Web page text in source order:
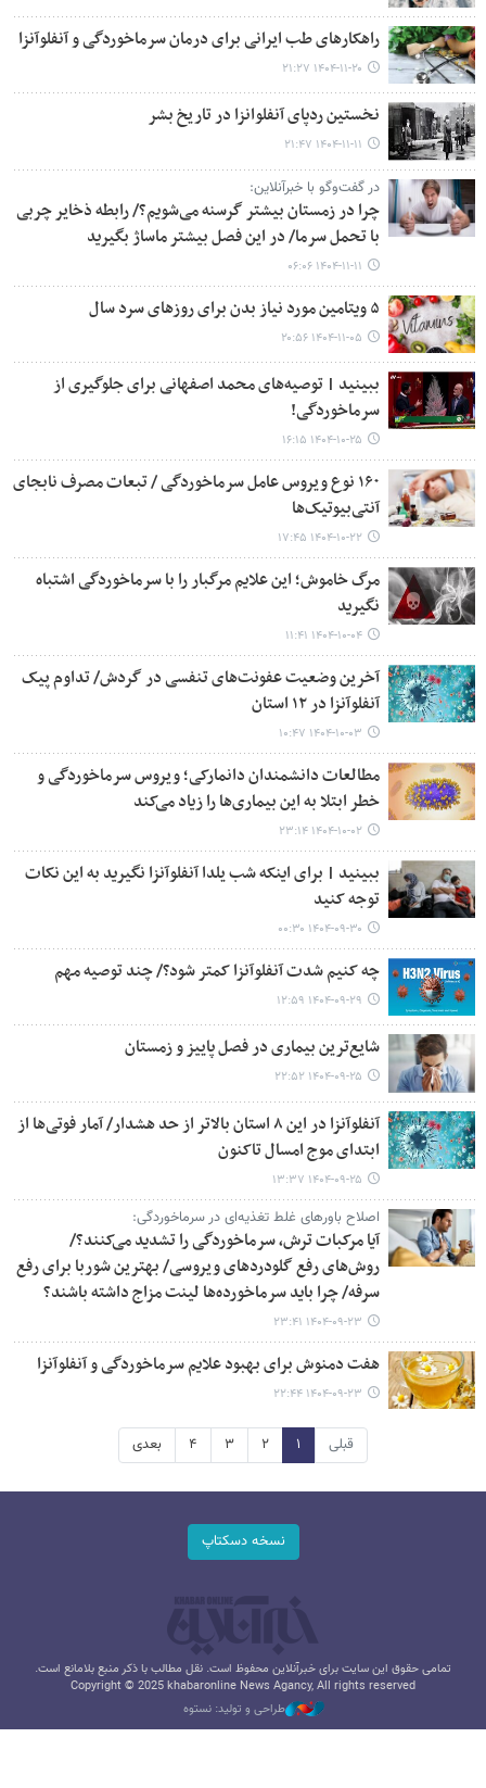
راهکارهای طب ایرانی برای درمان سرماخوردگی و آنفلوآنزا
۱۴۰۴-۱۱-۲۰ ۲۱:۲۷
نخستین ردپای آنفلوانزا در تاریخ بشر
۱۴۰۴-۱۱-۱۱ ۲۱:۴۷
در گفت‌وگو با خبرآنلاین:
چرا در زمستان بیشتر گرسنه می‌شویم؟/ رابطه ذخایر چربی
با تحمل سرما/ در این فصل بیشتر ماساژ بگیرید
۱۴۰۴-۱۱-۱۱ ۰۶:۰۶
۵ ویتامین مورد نیاز بدن برای روزهای سرد سال
۱۴۰۴-۱۱-۰۵ ۲۰:۵۶
ببینید | توصیه‌های محمد اصفهانی برای جلوگیری از
سرماخوردگی!
۱۴۰۴-۱۰-۲۵ ۱۶:۱۵
۱۶۰ نوع ویروس عامل سرماخوردگی / تبعات مصرف نابجای
آنتی‌بیوتیک‌ها
۱۴۰۴-۱۰-۲۲ ۱۷:۴۵
مرگ خاموش؛ این علایم مرگبار را با سرماخوردگی اشتباه
نگیرید
۱۴۰۴-۱۰-۰۴ ۱۱:۴۱
آخرین وضعیت عفونت‌های تنفسی در گردش/ تداوم پیک
آنفلوآنزا در ۱۲ استان‌
۱۴۰۴-۱۰-۰۳ ۱۰:۴۷
مطالعات دانشمندان دانمارکی؛ ویروس سرماخوردگی و
خطر ابتلا به این بیماری‌ها را زیاد می‌کند
۱۴۰۴-۱۰-۰۲ ۲۳:۱۴
ببینید | برای اینکه شب یلدا آنفلوآنزا نگیرید به این نکات
توجه کنید
۱۴۰۴-۰۹-۳۰ ۰۰:۳۰
چه کنیم شدت آنفلوآنزا کمتر شود؟/ چند توصیه مهم
۱۴۰۴-۰۹-۲۹ ۱۲:۵۹
شایع‌ترین بیماری در فصل‌ پاییز و زمستان
۱۴۰۴-۰۹-۲۵ ۲۲:۵۲
آنفلوآنزا در این ۸ استان بالاتر از حد هشدار/ آمار فوتی‌ها از
ابتدای موج امسال تاکنون
۱۴۰۴-۰۹-۲۵ ۱۳:۳۷
اصلاح باورهای غلط تغذیه‌ای در سرماخوردگی:
آیا مرکبات ترش، سرماخوردگی را تشدید می‌کنند؟/
روش‌های رفع گلودردهای ویروسی/ بهترین شوربا برای رفع
سرفه/ چرا باید سرماخورده‌ها لینت مزاج داشته باشند؟
۱۴۰۴-۰۹-۲۳ ۲۳:۴۱
هفت دمنوش‌ برای بهبود علایم سرماخوردگی و آنفلوآنزا
۱۴۰۴-۰۹-۲۳ ۲۲:۴۴
قبلی ۱ ۲ ۳ ۴ بعدی
نسخه دسکتاپ
تمامی حقوق این سایت برای خبرآنلاین محفوظ است. نقل مطالب با ذکر منبع بلامانع است.
Copyright © 2025 khabaronline News Agancy, All rights reserved
طراحی و تولید: نستوه